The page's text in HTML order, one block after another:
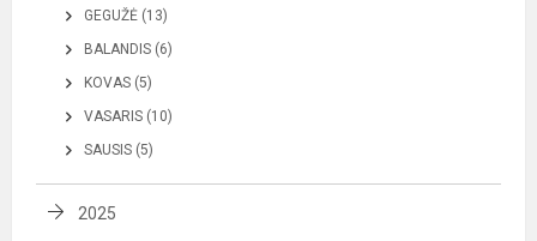
GEGUŽĖ (13)
BALANDIS (6)
KOVAS (5)
VASARIS (10)
SAUSIS (5)
2025